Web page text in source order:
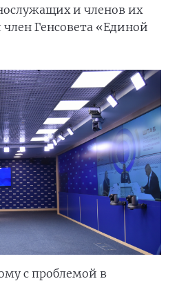
и членов их
Генсовета «Единой
с проблемой в